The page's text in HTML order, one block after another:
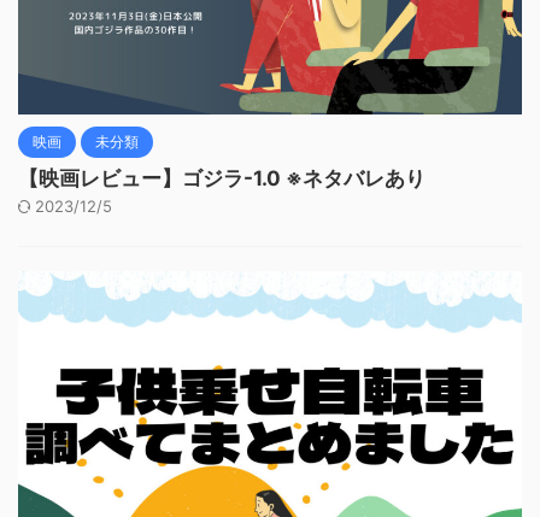
映画 未分類
【映画レビュー】ゴジラ-1.0 ※ネタバレあり
2023/12/5